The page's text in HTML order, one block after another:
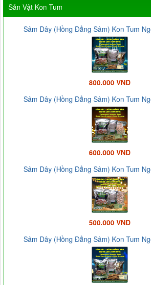
Sản Vật Kon Tum
Sâm Dây (Hồng Đẳng Sâm) Kon Tum
800.000 VND
Sâm Dây (Hồng Đẳng Sâm) Kon Tum
600.000 VND
Sâm Dây (Hồng Đẳng Sâm) Kon Tum
500.000 VND
Sâm Dây (Hồng Đẳng Sâm) Kon Tum